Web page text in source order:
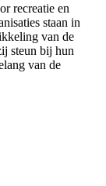
recreatie en
staan in
van de
steun bij hun
van de